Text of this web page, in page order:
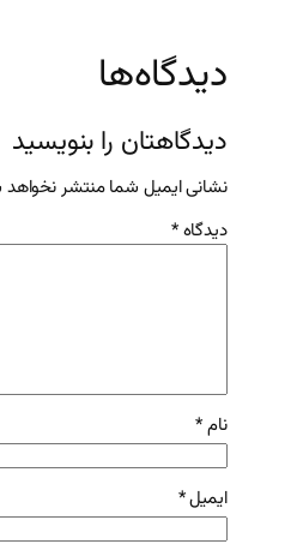
دیدگاه‌ها
دیدگاهتان را بنویسید
نشانی ایمیل شما منتشر
دیدگاه*
نام*
ایمیل*